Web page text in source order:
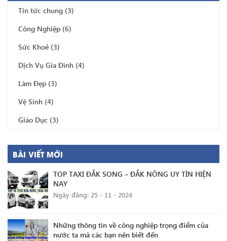
Tin tức chung (3)
Công Nghiệp (6)
Sức Khoẻ (3)
Dịch Vụ Gia Đình (4)
Làm Đẹp (3)
Vệ Sinh (4)
Giáo Dục (3)
BÀI VIẾT MỚI
TOP TAXI ĐẮK SONG – ĐẮK NÔNG UY TÍN HIỆN
NAY
Ngày đăng: 25 - 11 - 2024
Những thông tin về công nghiệp trọng điểm của
nước ta mà các bạn nên biết đến